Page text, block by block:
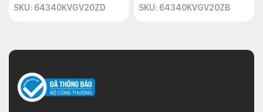
SKU: 64340KVGV20ZD
SKU: 64340KVGV20ZB